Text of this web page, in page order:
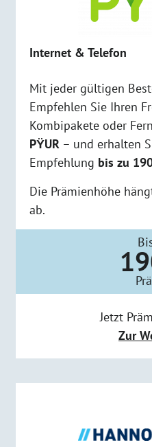
Internet & Telefon
Mit jeder gültigen
Empfehlen Sie Ihren
Kombipakete oder
PŸUR– und erhalten
Empfehlung bis zu
Die Prämienhöhe
ab.
Jetzt
Zur